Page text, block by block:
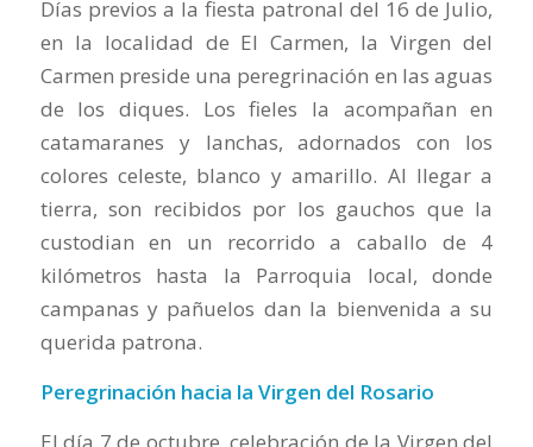
Días previos a la fiesta patronal del 16 de Julio,
en la localidad de El Carmen, la Virgen del
Carmen preside una peregrinación en las aguas
de los diques. Los fieles la acompañan en
catamaranes y lanchas, adornados con los
colores celeste, blanco y amarillo. Al llegar a
tierra, son recibidos por los gauchos que la
custodian en un recorrido a caballo de 4
kilómetros hasta la Parroquia local, donde
campanas y pañuelos dan la bienvenida a su
querida patrona.
Peregrinación hacia la Virgen del Rosario